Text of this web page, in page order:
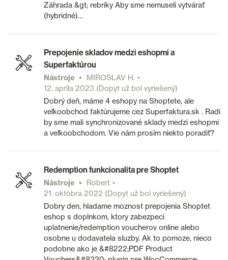
Záhrada &gt; rebríky Aby sme nemuseli vytvárať
(hybridné)…
Prepojenie skladov medzi eshopmi a
Superfaktúrou
Nástroje
MIROSLAV H.
12. apríla 2023 (Dopyt už bol vyriešený)
Dobrý deň, máme 4 eshopy na Shoptete, ale
veľkoobchod faktúrujeme cez Superfaktura.sk . Radi
by sme mali synchronizované sklady medzi eshopmi
a veľkoobchodom. Vie nám prosím niekto poradiť?
Redemption funkcionalita pre Shoptet
Nástroje
Robert
21. októbra 2022 (Dopyt už bol vyriešený)
Dobry den, hladame moznost prepojenia Shoptet
eshop s doplnkom, ktory zabezpeci
uplatnenie/redemption voucherov online alebo
osobne u dodavatela sluzby. Ak to pomoze, nieco
podobne ako je &#8222;PDF Product